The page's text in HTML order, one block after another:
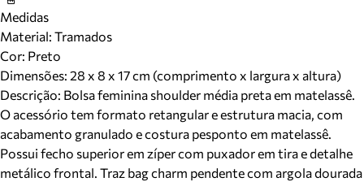
Medidas
Material: Tramados
Cor: Preto
Dimensões: 28 x 8 x 17 cm (comprimento x largura x altura)
Descrição: Bolsa feminina shoulder média preta em matelassê.
O acessório tem formato retangular e estrutura macia, com
acabamento granulado e costura pesponto em matelassê.
Possui fecho superior em zíper com puxador em tira e detalhe
metálico frontal. Traz bag charm pendente com argola dourada